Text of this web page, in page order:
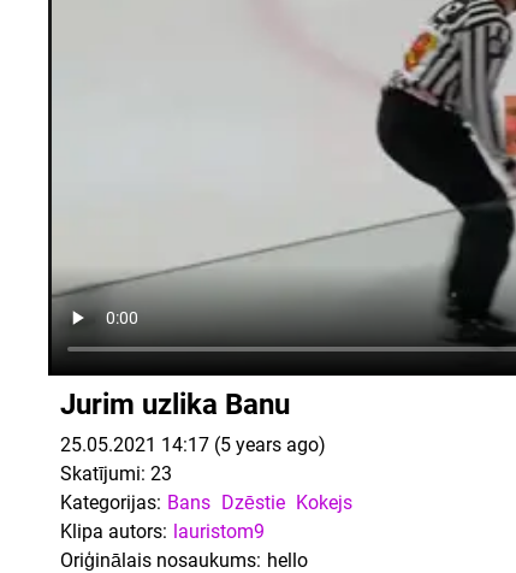
Jurim uzlika Banu
25.05.2021 14:17 (5 years ago)
Skatījumi: 23
Kategorijas: Bans Dzēstie Kokejs
Klipa autors: lauristom9
Oriģinālais nosaukums: hello